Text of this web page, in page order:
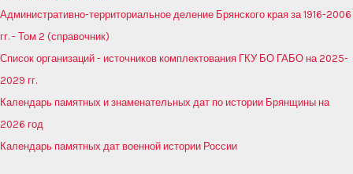
Административно-территориальное деление Брянского края за 1916-2006
гг. - Том 2 (справочник)
Список организаций - источников комплектования ГКУ БО ГАБО на 2025-
2029 гг.
Календарь памятных и знаменательных дат по истории Брянщины на
2026 год
Календарь памятных дат военной истории России